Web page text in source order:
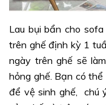
Lau bụi bẩn cho
trên ghế định kỳ 1
ngày trên ghế sẽ
hỏng ghế. Bạn có
để vệ sinh ghế, chú